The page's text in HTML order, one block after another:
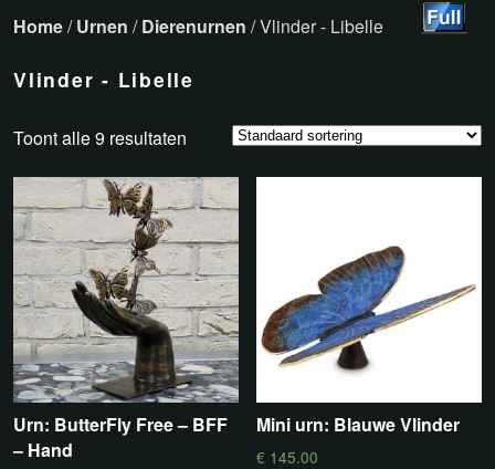
Home/Urnen /Dierenurnen / Vlinder - Libelle
Vlinder - Libelle
Toont alle 9 resultaten
Urn: ButterFly Free – BFF
– Hand
Mini urn: Blauwe Vlinder
€ 145.00